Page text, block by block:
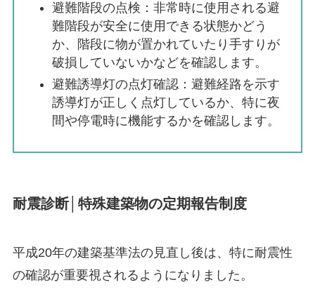
避難階段の点検：非常時に使用される避
難階段が安全に使用できる状態かどう
か、階段に物が置かれていたり手すりが
破損していないかなどを確認します。
避難誘導灯の点灯確認：避難経路を示す
誘導灯が正しく点灯しているか、特に夜
間や停電時に機能するかを確認します。
耐震診断│特殊建築物の定期報告制度
平成20年の建築基準法の見直し後は、特に耐震性
の確認が重要視されるようになりました。